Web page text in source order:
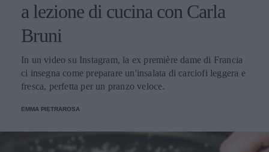
a lezione di cucina con Carla
Bruni
In un video su Instagram, la ex première dame di Francia
ci insegna come preparare un'insalata di carciofi leggera e
fresca, perfetta per un pranzo veloce.
EMMA PIETRAROSA